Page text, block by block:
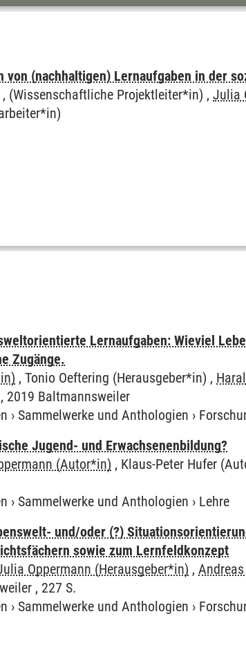
(nachhaltigen) Lernaufgaben in der
(Wissenschaftliche Projektleiter*in) ,Julia
Lernaufgaben: Wieviel
Zugänge.
, Tonio Oeftering (Herausgeber*in) ,
, 2019 Baltmannsweiler
› Sammelwerke und Anthologien ›
Jugend- und Erwachsenenbildung?
(Autor*in) , Klaus-Peter Hufer
› Sammelwerke und Anthologien › Lehre
und/oder (?)
sowie zum Lernfeldkonzept
Oppermann (Herausgeber*in) ,
, 227 S.
› Sammelwerke und Anthologien ›